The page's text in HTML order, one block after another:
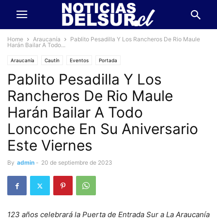
Home Araucanía
Pablito Pesadilla Y Los Rancheros De Rio Maule
Harán Bailar A Todo...
Araucanía Cautín Eventos Portada
Pablito Pesadilla Y Los
Rancheros De Rio Maule
Harán Bailar A Todo
Loncoche En Su Aniversario
Este Viernes
By admin - 20 de septiembre de 2023
123 años celebrará la Puerta de Entrada Sur a La Araucanía